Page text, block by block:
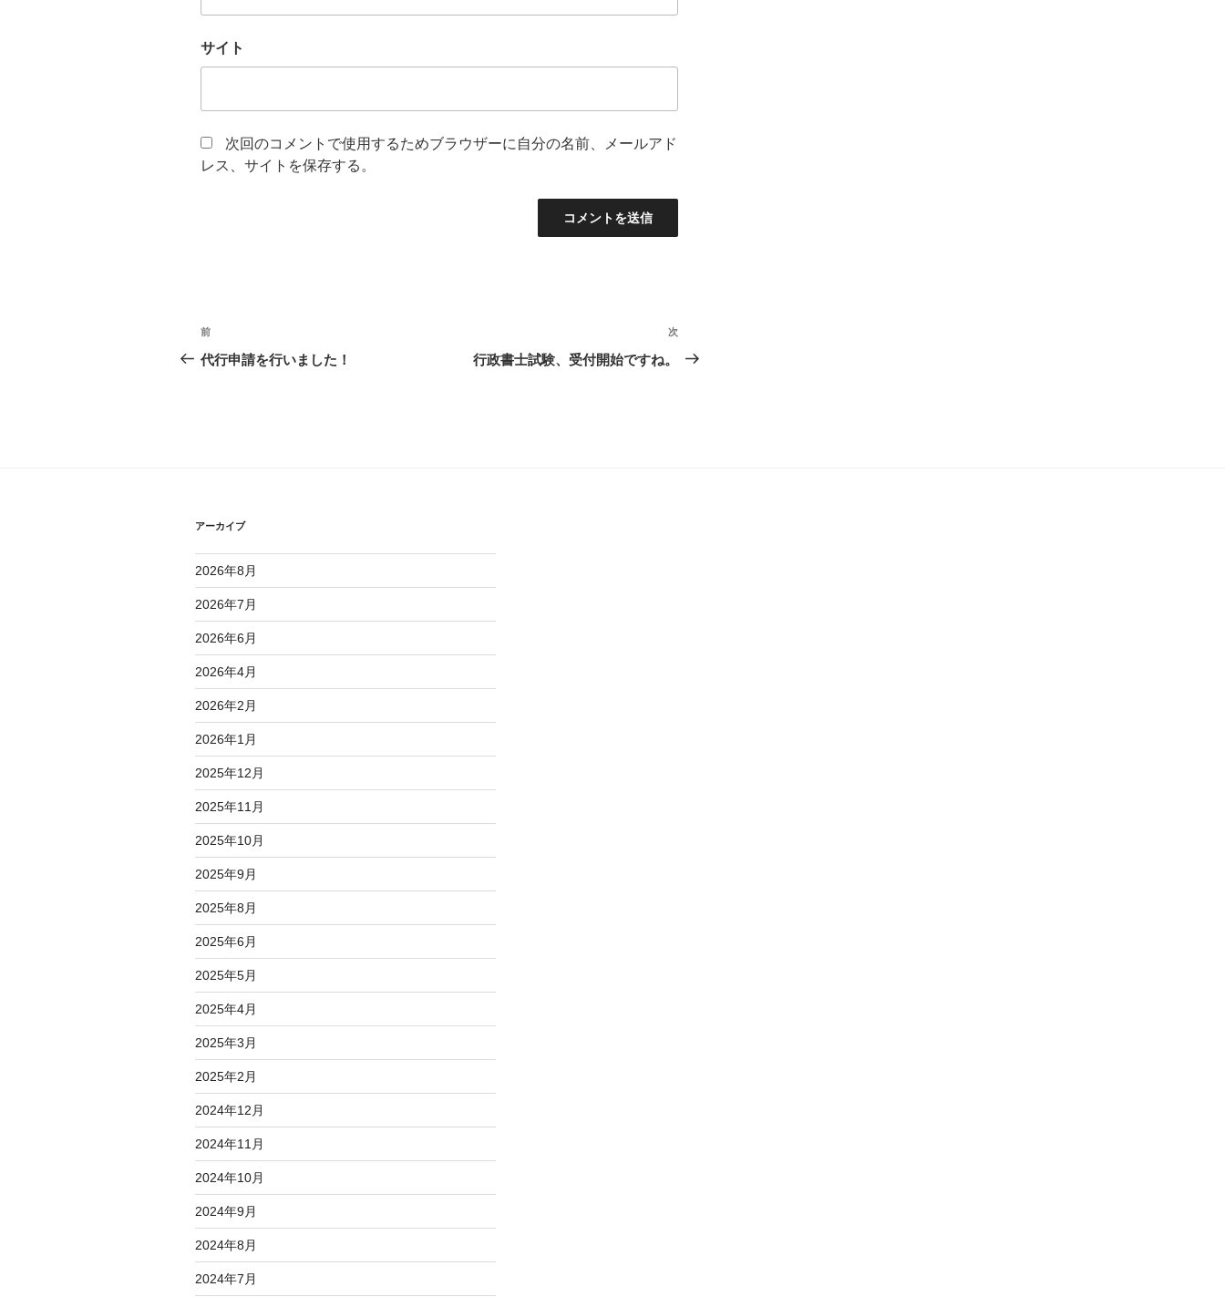
サイト
次回のコメントで使用するためブラウザーに自分の名前、メールアド
レス、サイトを保存する。
投
稿
シ
ョ
ン
前
の
前
代行申請を行いました！
次
の
次
行政書士試験、受付開始ですね。
アーカイブ
2026年8月
2026年7月
2026年6月
2026年4月
2026年2月
2026年1月
2025年12月
2025年11月
2025年10月
2025年9月
2025年8月
2025年6月
2025年5月
2025年4月
2025年3月
2025年2月
2024年12月
2024年11月
2024年10月
2024年9月
2024年8月
2024年7月